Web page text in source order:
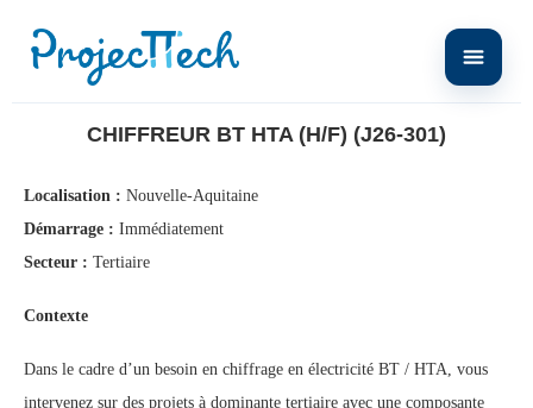
CHIFFREUR BT HTA (H/F) (J26-301)
Localisation : Nouvelle-Aquitaine
Démarrage : Immédiatement
Secteur : Tertiaire
Contexte
Dans le cadre d’un besoin en chiffrage en électricité BT / HTA, vous
intervenez sur des projets à dominante tertiaire avec une composante